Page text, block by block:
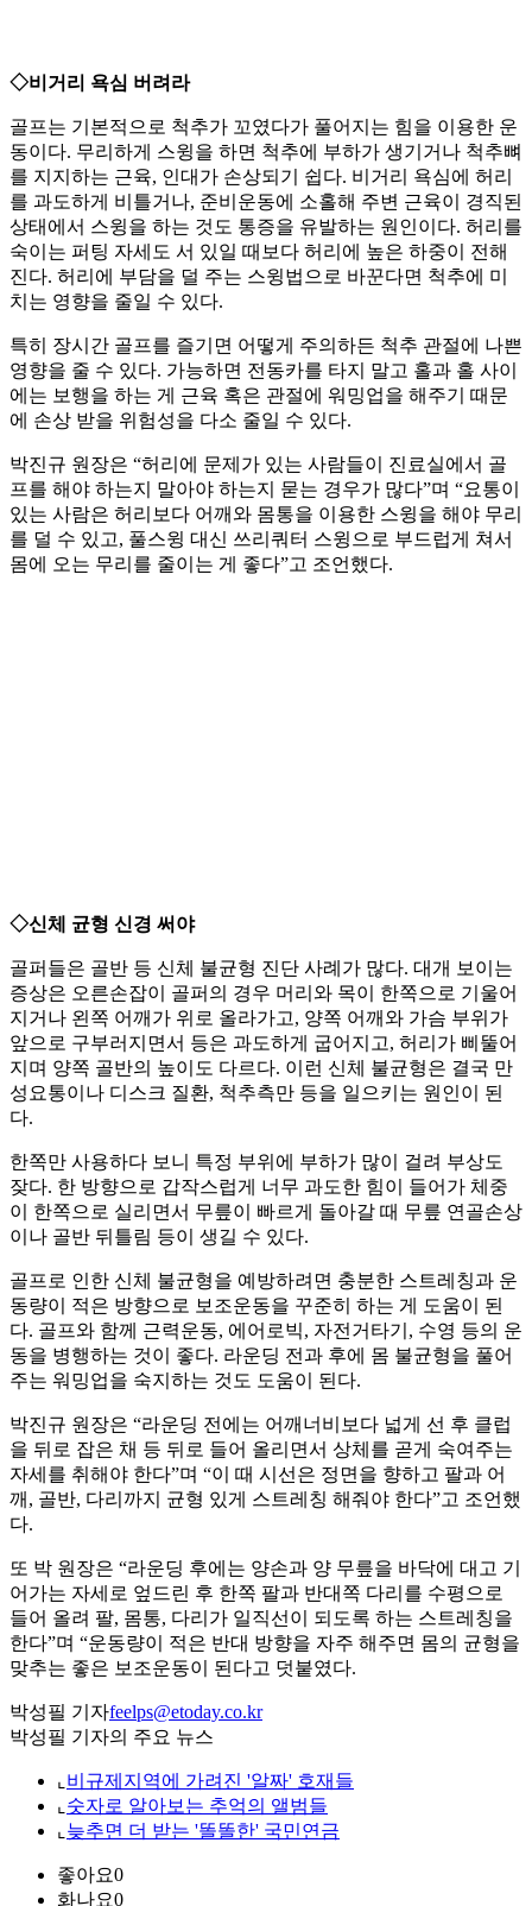
◇비거리 욕심 버려라
골프는 기본적으로 척추가 꼬였다가 풀어지는 힘을 이용한 운
동이다. 무리하게 스윙을 하면 척추에 부하가 생기거나 척추뼈
를 지지하는 근육, 인대가 손상되기 쉽다. 비거리 욕심에 허리
를 과도하게 비틀거나, 준비운동에 소홀해 주변 근육이 경직된
상태에서 스윙을 하는 것도 통증을 유발하는 원인이다. 허리를
숙이는 퍼팅 자세도 서 있일 때보다 허리에 높은 하중이 전해
진다. 허리에 부담을 덜 주는 스윙법으로 바꾼다면 척추에 미
치는 영향을 줄일 수 있다.
특히 장시간 골프를 즐기면 어떻게 주의하든 척추 관절에 나쁜
영향을 줄 수 있다. 가능하면 전동카를 타지 말고 홀과 홀 사이
에는 보행을 하는 게 근육 혹은 관절에 워밍업을 해주기 때문
에 손상 받을 위험성을 다소 줄일 수 있다.
박진규 원장은 “허리에 문제가 있는 사람들이 진료실에서 골
프를 해야 하는지 말아야 하는지 묻는 경우가 많다”며 “요통이
있는 사람은 허리보다 어깨와 몸통을 이용한 스윙을 해야 무리
를 덜 수 있고, 풀스윙 대신 쓰리쿼터 스윙으로 부드럽게 쳐서
몸에 오는 무리를 줄이는 게 좋다”고 조언했다.
◇신체 균형 신경 써야
골퍼들은 골반 등 신체 불균형 진단 사례가 많다. 대개 보이는
증상은 오른손잡이 골퍼의 경우 머리와 목이 한쪽으로 기울어
지거나 왼쪽 어깨가 위로 올라가고, 양쪽 어깨와 가슴 부위가
앞으로 구부러지면서 등은 과도하게 굽어지고, 허리가 삐뚤어
지며 양쪽 골반의 높이도 다르다. 이런 신체 불균형은 결국 만
성요통이나 디스크 질환, 척추측만 등을 일으키는 원인이 된
다.
한쪽만 사용하다 보니 특정 부위에 부하가 많이 걸려 부상도
잦다. 한 방향으로 갑작스럽게 너무 과도한 힘이 들어가 체중
이 한쪽으로 실리면서 무릎이 빠르게 돌아갈 때 무릎 연골손상
이나 골반 뒤틀림 등이 생길 수 있다.
골프로 인한 신체 불균형을 예방하려면 충분한 스트레칭과 운
동량이 적은 방향으로 보조운동을 꾸준히 하는 게 도움이 된
다. 골프와 함께 근력운동, 에어로빅, 자전거타기, 수영 등의 운
동을 병행하는 것이 좋다. 라운딩 전과 후에 몸 불균형을 풀어
주는 워밍업을 숙지하는 것도 도움이 된다.
박진규 원장은 “라운딩 전에는 어깨너비보다 넓게 선 후 클럽
을 뒤로 잡은 채 등 뒤로 들어 올리면서 상체를 곧게 숙여주는
자세를 취해야 한다”며 “이 때 시선은 정면을 향하고 팔과 어
깨, 골반, 다리까지 균형 있게 스트레칭 해줘야 한다”고 조언했
다.
또 박 원장은 “라운딩 후에는 양손과 양 무릎을 바닥에 대고 기
어가는 자세로 엎드린 후 한쪽 팔과 반대쪽 다리를 수평으로
들어 올려 팔, 몸통, 다리가 일직선이 되도록 하는 스트레칭을
한다”며 “운동량이 적은 반대 방향을 자주 해주면 몸의 균형을
맞추는 좋은 보조운동이 된다고 덧붙였다.
박성필 기자feelps@etoday.co.kr
박성필 기자의 주요 뉴스
⌞ 비규제지역에 가려진 '알짜' 호재들
⌞ 숫자로 알아보는 추억의 앨범들
⌞ 늦추면 더 받는 '똘똘한' 국민연금
좋아요0
화나요0